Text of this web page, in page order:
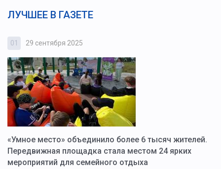
ЛУЧШЕЕ В ГАЗЕТЕ
01 29 сентября 2025
«Умное место» объединило более 6 тысяч жителей.
Передвижная площадка стала местом 24 ярких
мероприятий для семейного отдыха